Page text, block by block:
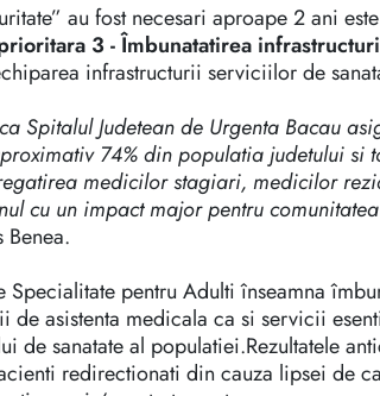
au fost necesari aproape 2 ani
3 - Îmbunatatirea
infrastructurii serviciilor de
Spitalul Judetean de Urgenta Bacau
74% din populatia judetului si
medicilor stagiari, medicilor
cu un impact major pentru
Benea.
Specialitate pentru Adulti înseamna
de asistenta medicala ca si servicii
de sanatate al populatiei.Rezultatele
redirectionati din cauza lipsei de